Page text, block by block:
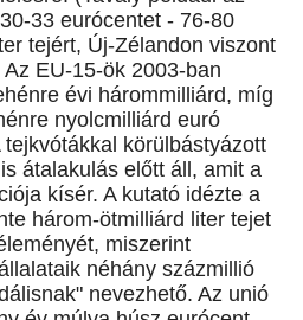
33 eurócentet - 76-80
tejért, Új-Zélandon viszont
EU-15-ök 2003-ban
évi hárommilliárd, míg
nyolcmilliárd euró
körülbástyázott
átalakulás előtt áll, amit a
kísér. A kutató idézte a
három-ötmilliárd liter tejet
miszerint
néhány százmillió
nevezhető. Az unió